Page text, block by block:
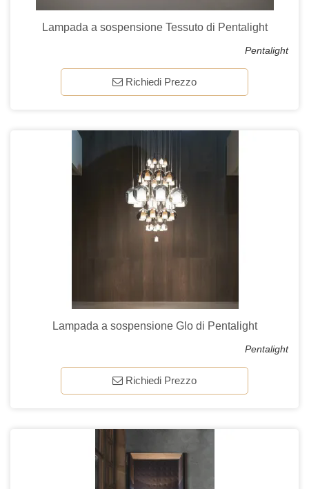
Lampada a sospensione Tessuto di Pentalight
Pentalight
Richiedi Prezzo
Lampada a sospensione Glo di Pentalight
Pentalight
Richiedi Prezzo